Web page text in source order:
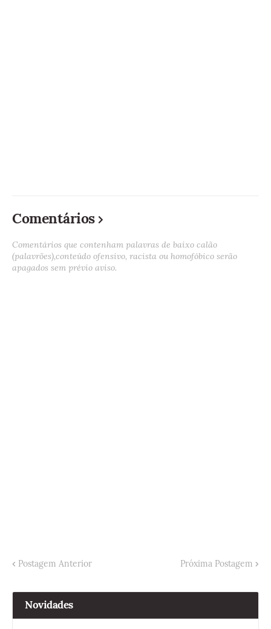
Comentários
Comentários que contenham palavras de baixo calão
(palavrões),conteúdo ofensivo, racista ou homofóbico serão
apagados sem prévio aviso.
Postagem Anterior Próxima Postagem
Novidades